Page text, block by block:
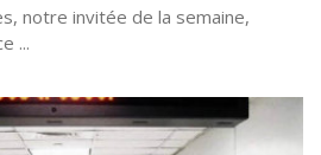
notre invitée de la semaine,
...